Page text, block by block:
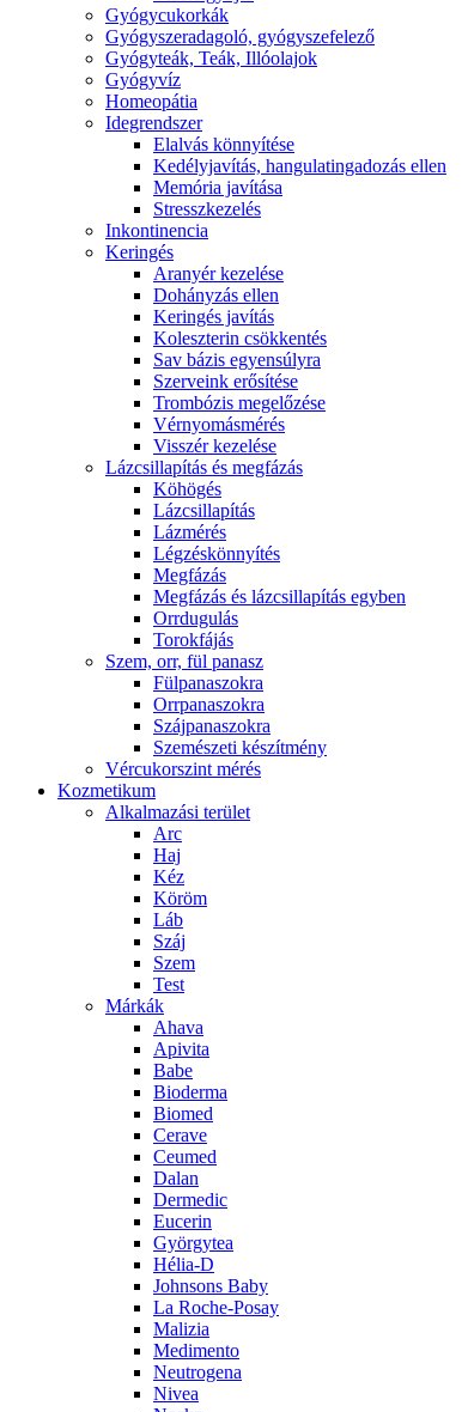
Gyógycukorkák
Gyógyszeradagoló, gyógyszefelező
Gyógyteák, Teák, Illóolajok
Gyógyvíz
Homeopátia
Idegrendszer
Elalvás könnyítése
Kedélyjavítás, hangulatingadozás ellen
Memória javítása
Stresszkezelés
Inkontinencia
Keringés
Aranyér kezelése
Dohányzás ellen
Keringés javítás
Koleszterin csökkentés
Sav bázis egyensúlyra
Szerveink erősítése
Trombózis megelőzése
Vérnyomásmérés
Visszér kezelése
Lázcsillapítás és megfázás
Köhögés
Lázcsillapítás
Lázmérés
Légzéskönnyítés
Megfázás
Megfázás és lázcsillapítás egyben
Orrdugulás
Torokfájás
Szem, orr, fül panasz
Fülpanaszokra
Orrpanaszokra
Szájpanaszokra
Szemészeti készítmény
Vércukorszint mérés
Kozmetikum
Alkalmazási terület
Arc
Haj
Kéz
Köröm
Láb
Száj
Szem
Test
Márkák
Ahava
Apivita
Babe
Bioderma
Biomed
Cerave
Ceumed
Dalan
Dermedic
Eucerin
Györgytea
Hélia-D
Johnsons Baby
La Roche-Posay
Malizia
Medimento
Neutrogena
Nivea